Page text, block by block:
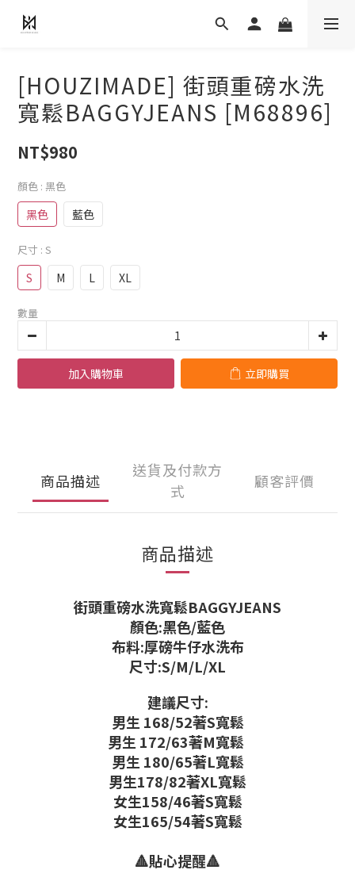
[HOUZIMADE] 街頭重磅水洗
寬鬆BAGGYJEANS [M68896]
NT$980
顏色 : 黑色
黑色 藍色
尺寸 : S
S M L XL
數量
加入購物車 立即購買
商品描述
送貨及付款方
式
顧客評價
商品描述
街頭重磅水洗寬鬆BAGGYJEANS
顏色:黑色/藍色
布料:厚磅牛仔水洗布
尺寸:S/M/L/XL
建議尺寸:
男生 168/52著S寬鬆
男生 172/63著M寬鬆
男生 180/65著L寬鬆
男生178/82著XL寬鬆
女生158/46著S寬鬆
女生165/54著S寬鬆
🔺貼心提醒🔺